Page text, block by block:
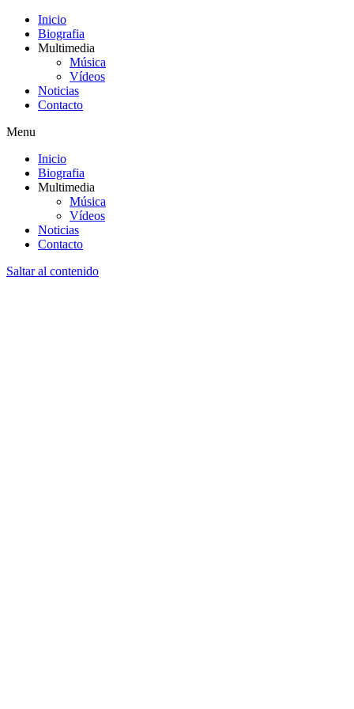
Inicio
Biografia
Multimedia
Música
Vídeos
Noticias
Contacto
Menu
Inicio
Biografia
Multimedia
Música
Vídeos
Noticias
Contacto
Saltar al contenido